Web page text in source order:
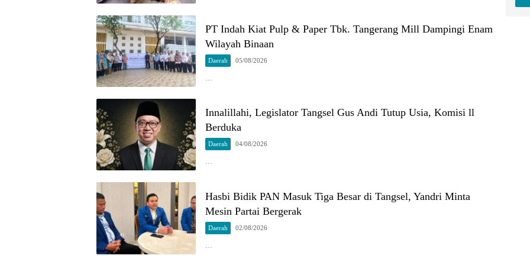
PT Indah Kiat Pulp & Paper Tbk. Tangerang Mill Dampingi Enam
Wilayah Binaan
Daerah 05/08/2026
…
Innalillahi, Legislator Tangsel Gus Andi Tutup Usia, Komisi ll
Berduka
Daerah 04/08/2026
…
Hasbi Bidik PAN Masuk Tiga Besar di Tangsel, Yandri Minta
Mesin Partai Bergerak
Daerah 02/08/2026